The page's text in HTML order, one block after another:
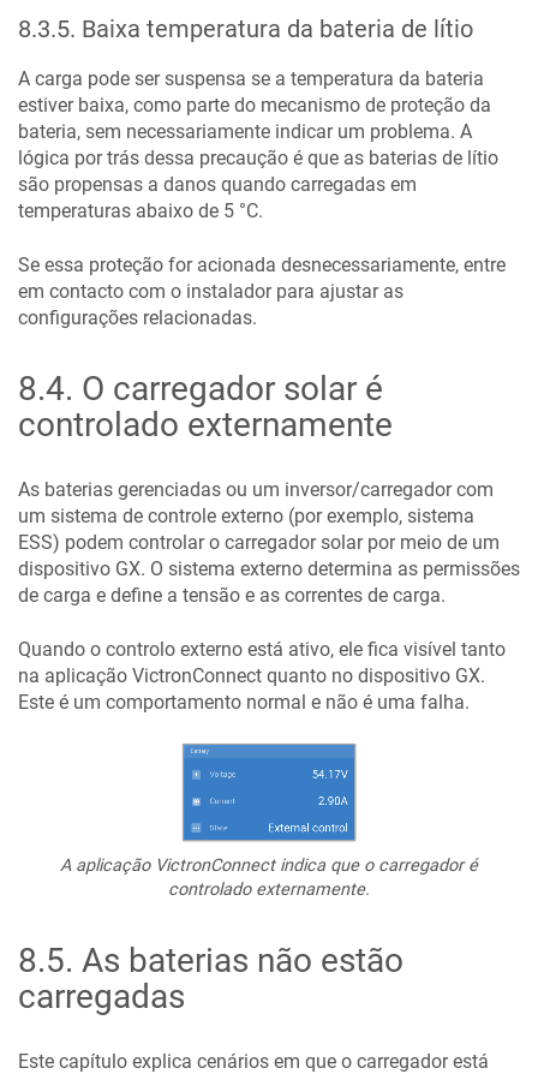
8.3.5. Baixa temperatura da bateria de lítio
A carga pode ser suspensa se a temperatura da bateria
estiver baixa, como parte do mecanismo de proteção da
bateria, sem necessariamente indicar um problema. A
lógica por trás dessa precaução é que as baterias de lítio
são propensas a danos quando carregadas em
temperaturas abaixo de 5 °C.
Se essa proteção for acionada desnecessariamente, entre
em contacto com o instalador para ajustar as
configurações relacionadas.
8.4. O carregador solar é
controlado externamente
As baterias gerenciadas ou um inversor/carregador com
um sistema de controle externo (por exemplo, sistema
ESS) podem controlar o carregador solar por meio de um
dispositivo GX. O sistema externo determina as permissões
de carga e define a tensão e as correntes de carga.
Quando o controlo externo está ativo, ele fica visível tanto
na aplicação VictronConnect quanto no dispositivo GX.
Este é um comportamento normal e não é uma falha.
A aplicação VictronConnect indica que o carregador é
controlado externamente.
8.5. As baterias não estão
carregadas
Este capítulo explica cenários em que o carregador está